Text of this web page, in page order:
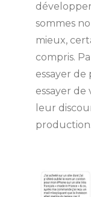
sommes
mieux,
compris.
essayer
essayer
leur
production.